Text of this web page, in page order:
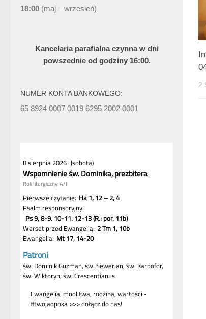
2
18:00 (maj – wrzesień)
Kancelaria parafialna czynna w dni
powszednie od godziny 16:00.
NUMER KONTA BANKOWEGO:
65 8924 0007 0019 6295 2002 0001